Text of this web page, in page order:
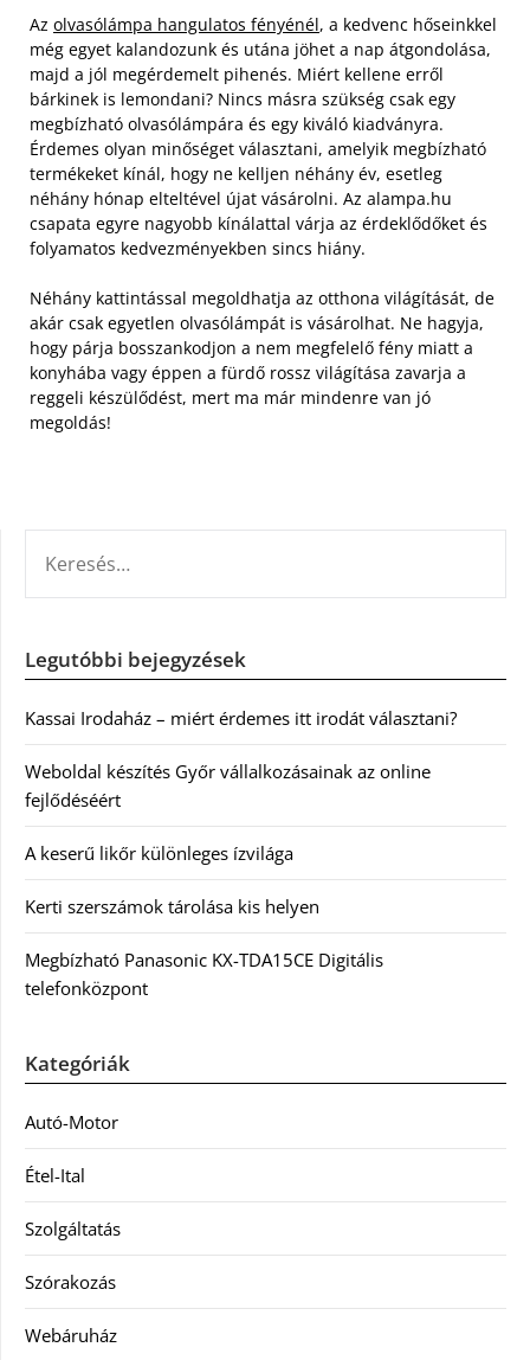
Az olvasólámpa hangulatos fényénél, a kedvenc hőseinkkel
még egyet kalandozunk és utána jöhet a nap átgondolása,
majd a jól megérdemelt pihenés. Miért kellene erről
bárkinek is lemondani? Nincs másra szükség csak egy
megbízható olvasólámpára és egy kiváló kiadványra.
Érdemes olyan minőséget választani, amelyik megbízható
termékeket kínál, hogy ne kelljen néhány év, esetleg
néhány hónap elteltével újat vásárolni. Az alampa.hu
csapata egyre nagyobb kínálattal várja az érdeklődőket és
folyamatos kedvezményekben sincs hiány.
Néhány kattintással megoldhatja az otthona világítását, de
akár csak egyetlen olvasólámpát is vásárolhat. Ne hagyja,
hogy párja bosszankodjon a nem megfelelő fény miatt a
konyhába vagy éppen a fürdő rossz világítása zavarja a
reggeli készülődést, mert ma már mindenre van jó
megoldás!
Legutóbbi bejegyzések
Kassai Irodaház – miért érdemes itt irodát választani?
Weboldal készítés Győr vállalkozásainak az online
fejlődéséért
A keserű likőr különleges ízvilága
Kerti szerszámok tárolása kis helyen
Megbízható Panasonic KX-TDA15CE Digitális
telefonközpont
Kategóriák
Autó-Motor
Étel-Ital
Szolgáltatás
Szórakozás
Webáruház